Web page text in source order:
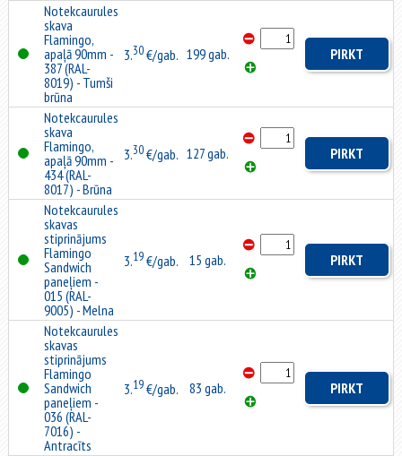
Notekcaurules
skava
Flamingo,
apaļā 90mm -
387 (RAL-
8019) - Tumši
brūna
3.30€/gab. 199 gab. PIRKT
Notekcaurules
skava
Flamingo,
apaļā 90mm -
434 (RAL-
8017) - Brūna
3.30€/gab. 127 gab. PIRKT
Notekcaurules
skavas
stiprinājums
Flamingo
Sandwich
paneļiem -
015 (RAL-
9005) - Melna
3.19€/gab. 15 gab. PIRKT
Notekcaurules
skavas
stiprinājums
Flamingo
Sandwich
paneļiem -
036 (RAL-
7016) -
Antracīts
3.19€/gab. 83 gab. PIRKT